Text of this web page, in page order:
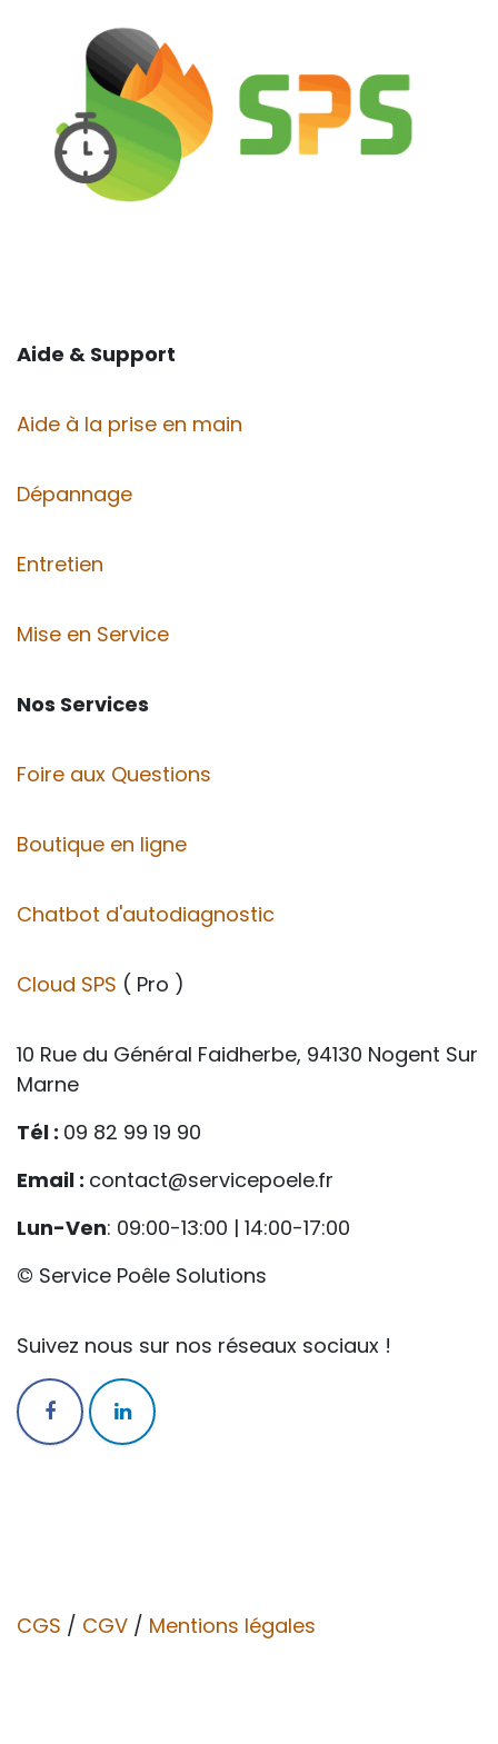
Aide & Support
Aide à la prise en main
Dépannage
Entretien
Mise en Service
Nos Services
Foire aux Questions
Boutique en ligne
Chatbot d'autodiagnostic
Cloud SPS ( Pro )
10 Rue du Général Faidherbe, 94130 Nogent Sur
Marne
Tél : 09 82 99 19 90
Email : contact@servicepoele.fr
Lun-Ven: 09:00-13:00 | 14:00-17:00
© Service Poêle Solutions
Suivez nous sur nos réseaux sociaux !
CGS / CGV​​ / Mentions légales